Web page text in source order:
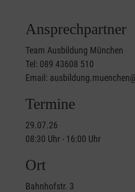
Ansprechpartner
Team Ausbildung München
Tel: 089 43608 510
Email:
Termine
29.07.26
08:30 Uhr - 16:00 Uhr
Ort
Bahnhofstr. 3